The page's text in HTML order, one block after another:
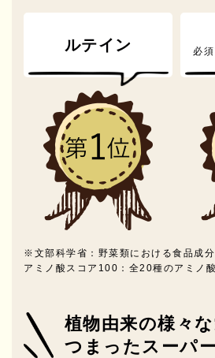
ルテイン 必
※文部科学省：野菜類における食品成
アミノ酸スコア100：全20種のアミノ
植物由来の様々
つまったスーパ